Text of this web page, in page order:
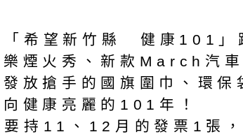
希望新竹縣 健康101」
煙火秀、新款March汽
放搶手的國旗圍巾、環
健康亮麗的101年！
持11、12月的發票1張，